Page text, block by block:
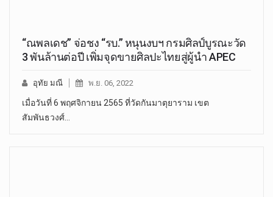
“ณพลเดช” จ่อชง “รบ.” หนุนงบฯ กรมศิลป์บูรณะวัด
3 พันล้านต่อปี เพิ่มจุดขายศิลปะไทยสู่ผู้นำ APEC
อุทัย มณี พ.ย. 06, 2022
เมื่อวันที่ 6 พฤศจิกายน 2565 ที่วัดกันมาตุยาราม เขต
สัมพันธวงศ์…